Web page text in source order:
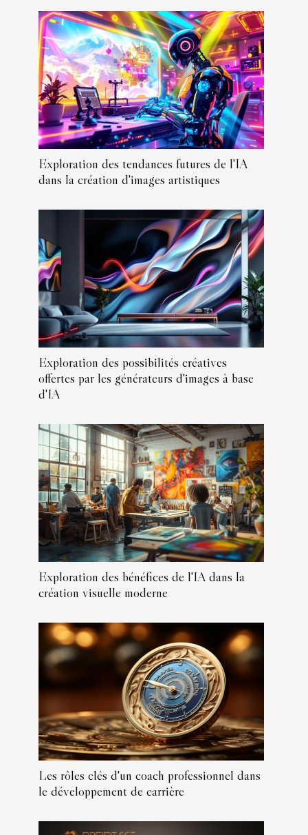
Exploration des tendances futures de l'IA
dans la création d'images artistiques
Exploration des possibilités créatives
offertes par les générateurs d'images à base
d'IA
Exploration des bénéfices de l'IA dans la
création visuelle moderne
Les rôles clés d'un coach professionnel dans
le développement de carrière